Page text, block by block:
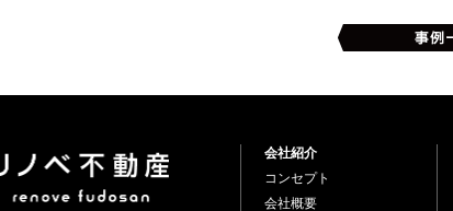
会社紹介
コンセプト
会社概要